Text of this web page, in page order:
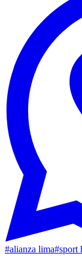
#alianza lima#sport